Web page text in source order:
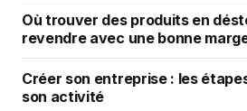
Où trouver des produits en
revendre avec une bonne
Créer son entreprise : les
son activité